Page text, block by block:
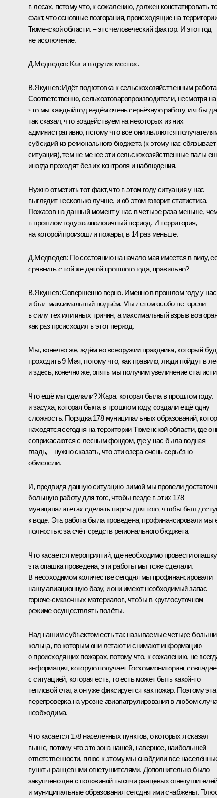
в лесах, потому что, к сожалению, должен констатировать
факт, что основные возгорания, происходящие на
Тюменской области, – это человеческий фактор. И этот год
не исключение.
Д.Медведев: Как и в других местах.
В.Якушев: Идёт подготовка к сельскохозяйственным
Соответственно, сельхозтоваропроизводители, несмотря на
что мы каждый год ведём очень серьёзную работу, и я бы
так сказал, что воздействуем на некоторых из них
административно, потому что все они являются
субсидий из регионального бюджета (к этому нас обязывает
ситуация), тем не менее эти сельскохозяйственные палы
иногда проходят без их контроля и наблюдения.
Нужно отметить тот факт, что в этом году ситуация у нас
выглядит несколько лучше, и об этом говорит статистика.
Пожаров на данный момент у нас в четыре раза меньше,
в прошлом году за аналогичный период. И территория,
на которой произошли пожары, в 14 раз меньше.
Д.Медведев: По состоянию на начало мая имеется в виду,
сравнить с той же датой прошлого года, правильно?
В.Якушев:Совершенно верно. Именно в прошлом году у нас
и был максимальный подъём. Мы летом особо не горели
в силу тех или иных причин, а максимальный взрыв
как раз происходил в этот период.
Мы, конечно же, ждём во всеоружии праздника, который
проходить 9 Мая, потому что, как правило, люди пойдут в
и здесь, конечно же, опять мы получим увеличение
Что ещё мы сделали? Жара, которая была в прошлом году,
и засуха, которая была в прошлом году, создали ещё одну
сложность. Порядка 178 муниципальных образований,
находятся сегодня на территории Тюменской области, где
соприкасаются с лесным фондом, где у нас была водная
гладь, – нужно сказать, что эти озера очень серьёзно
обмелели.
И, предвидя данную ситуацию, зимой мы провели
большую работу для того, чтобы везде в этих 178
муниципалитетах сделать пирсы для того, чтобы был
к воде. Эта работа была проведена, профинансировали мы
полностью за счёт средств регионального бюджета.
Что касается мероприятий, где необходимо провести
эта опашка проведена, эти работы мы тоже сделали.
В необходимом количестве сегодня мы профинансировали
нашу авиационную базу, и они имеют необходимый запас
горюче-смазочных материалов, чтобы в круглосуточном
режиме осуществлять полёты.
Над нашим субъектом есть так называемые четыре
кольца, по которым они летают и снимают информацию
о происходящих пожарах, потому что, к сожалению, не
информация, которую получает Госкоммониторинг,
с ситуацией, которая есть, то есть может быть какой‑то
тепловой очаг, а он уже фиксируется как пожар. Поэтому эта
перепроверка на уровне авиапатрулирования в любом
необходима.
Что касается 178 населённых пунктов, о которых я сказал
выше, потому что это зона нашей, наверное, наибольшей
ответственности, плюс к этому мы снабдили все
пункты ранцевыми огнетушителями. Дополнительно было
закуплено две с половиной тысячи ранцевых
и муниципальные образования сегодня ими снабжены.